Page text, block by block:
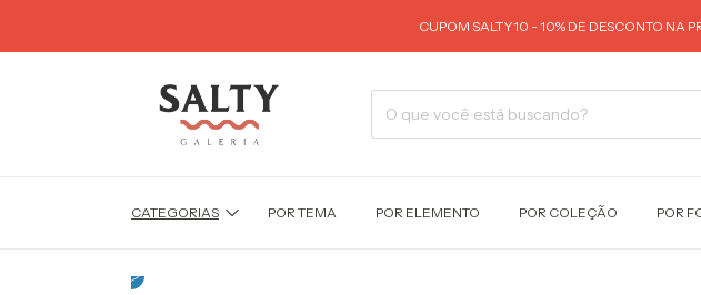
CUPOM SALTY10 - 10% DE DESCONTO NA
CATEGORIAS POR TEMA POR ELEMENTO POR COLEÇÃO POR